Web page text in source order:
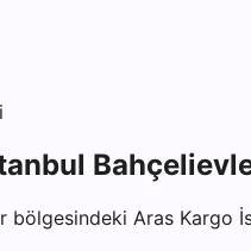
bölgesindeki Aras Kargo